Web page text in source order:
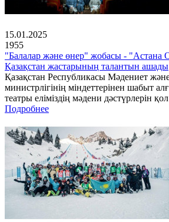
15.01.2025
1955
"Балалар және өнер" жобасы - "Астана
Қазақстан жастарының талантын ашады
Қазақстан Республикасы Мәдениет
министрлігінің міндеттерінен шабыт
театры еліміздің мәдени дәстүрлерін қол
Подробнее